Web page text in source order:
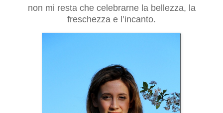
non mi resta che celebrarne la bellezza, la
freschezza e l’incanto.